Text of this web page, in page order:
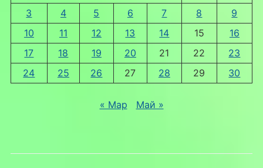
3
4 5 6 7 8
9
10
11 12 13 14 15
16
17
18 19 20 21 22
23
24
25 26 27 28 29 30
« Мар Май »